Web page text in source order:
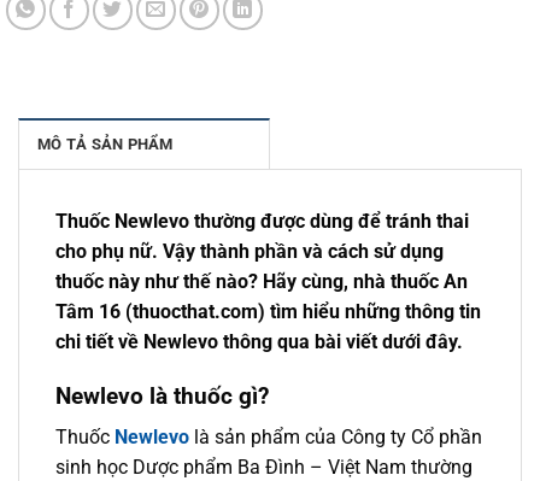
MÔ TẢ SẢN PHẨM
Thuốc Newlevo thường được dùng để tránh thai
cho phụ nữ. Vậy thành phần và cách sử dụng
thuốc này như thế nào? Hãy cùng, nhà thuốc An
Tâm 16 (thuocthat.com) tìm hiểu những thông tin
chi tiết về Newlevo thông qua bài viết dưới đây.
Newlevo là thuốc gì?
Thuốc Newlevo là sản phẩm của Công ty Cổ phần
sinh học Dược phẩm Ba Đình – Việt Nam thường